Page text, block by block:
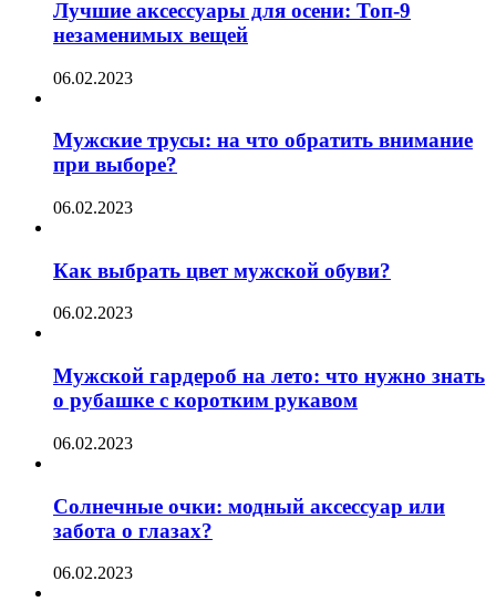
Лучшие аксессуары для осени: Топ-9
незаменимых вещей
06.02.2023
Мужские трусы: на что обратить внимание
при выборе?
06.02.2023
Как выбрать цвет мужской обуви?
06.02.2023
Мужской гардероб на лето: что нужно знать
о рубашке с коротким рукавом
06.02.2023
Солнечные очки: модный аксессуар или
забота о глазах?
06.02.2023